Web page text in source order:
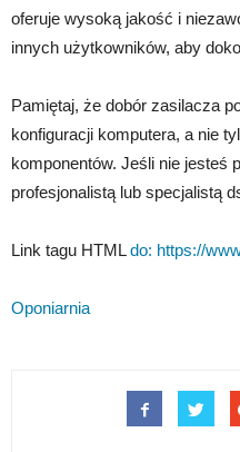
oferuje wysoką jakość i
innych użytkowników, aby
Pamiętaj, że dobór zasilacza
konfiguracji komputera, a nie
komponentów. Jeśli nie jesteś
profesjonalistą lub specjalistą
Link tagu HTMLdo: https://
Oponiarnia